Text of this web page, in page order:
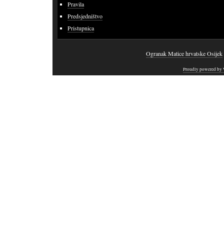
Pravila
Predsjedništvo
Pristupnica
Ogranak Matice hrvatske Osijek
Proudly powered by